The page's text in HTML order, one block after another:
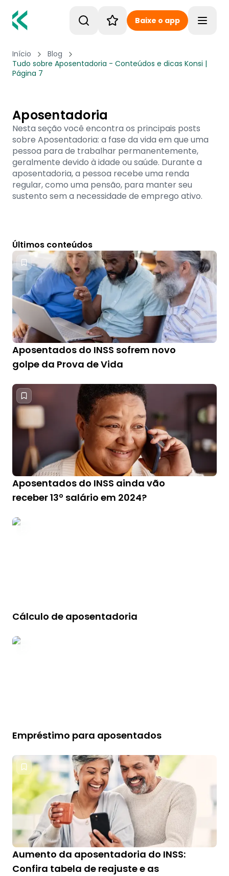
Baixe o app
Início
Blog
Tudo sobre Aposentadoria - Conteúdos e dicas Konsi |
Página 7
Aposentadoria
Nesta seção você encontra os principais posts
sobre Aposentadoria: a fase da vida em que uma
pessoa para de trabalhar permanentemente,
geralmente devido à idade ou saúde. Durante a
aposentadoria, a pessoa recebe uma renda
regular, como uma pensão, para manter seu
sustento sem a necessidade de emprego ativo.
Últimos conteúdos
Aposentados do INSS sofrem novo
golpe da Prova de Vida
Aposentados do INSS ainda vão
receber 13º salário em 2024?
Cálculo de aposentadoria
Empréstimo para aposentados
Aumento da aposentadoria do INSS:
Confira tabela de reajuste e as